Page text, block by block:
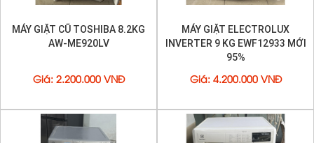
MÁY GIẶT CŨ TOSHIBA 8.2KG
AW-ME920LV
Giá: 2.200.000 VNĐ
MÁY GIẶT ELECTROLUX
INVERTER 9 KG EWF12933 MỚI
95%
Giá: 4.200.000 VNĐ